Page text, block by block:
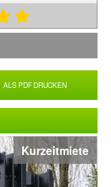
Kurzeitmiete
ALS PDF DRUCKEN